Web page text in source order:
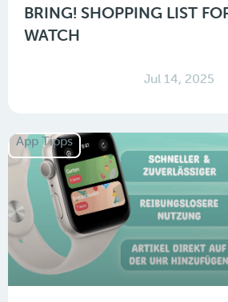
BRING! SHOPPING LIST
WATCH
Jul 14, 2025
App Tipps